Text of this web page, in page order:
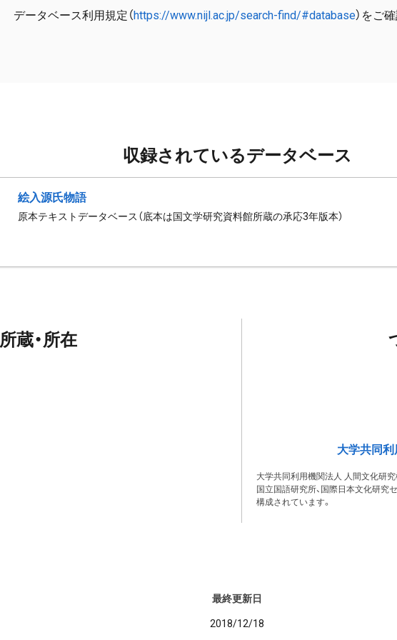
データベース利用規定（https://www.nijl.ac.jp/search-find/#database）をご
収録されているデータベース
絵入源氏物語
原本テキストデータベース（底本は国文学研究資料館所蔵の承応3年版本）
所蔵・所在
大学共同
大学共同利用機関法人 人間文化研究
国立国語研究所、国際日本文化研究
構成されています。
最終更新日
2018/12/18